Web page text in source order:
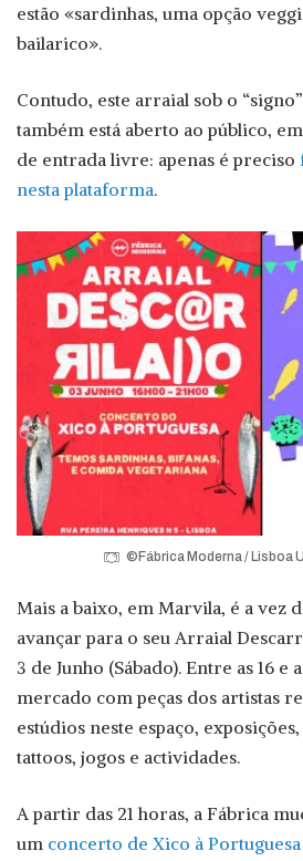
estão «sardinhas, uma opção
bailarico».
Contudo, este arraial sob o
também está aberto ao público,
de entrada livre: apenas é preciso
nesta plataforma.
©Fábrica Moderna / Lisboa
Mais a baixo, em Marvila, é a vez
avançar para o seu Arraial
3 de Junho (Sábado). Entre as 16 e
mercado com peças dos artistas
estúdios neste espaço,
tattoos, jogos e actividades.
A partir das 21 horas, a Fábrica
um concerto de Xico à Portuguesa